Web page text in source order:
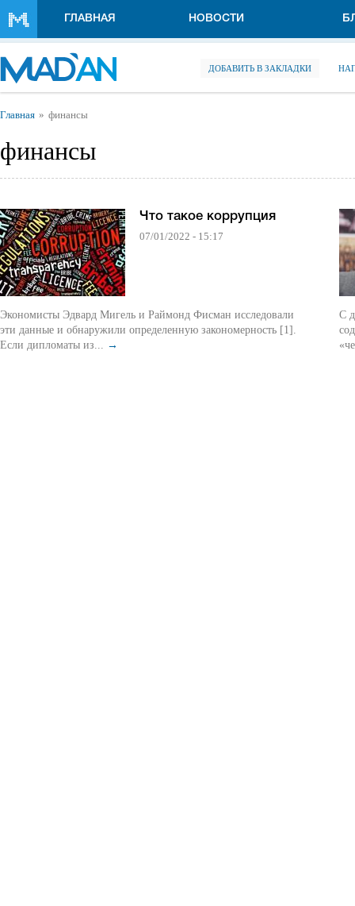
ГЛАВНАЯ НОВОСТИ
ДОБАВИТЬ В ЗАКЛАДКИ
Вы здесь
Главная финансы
финансы
Что такое коррупция
07/01/2022 - 15:17
Экономисты Эдвард Мигель и Раймонд Фисман исследовали
эти данные и обнаружили определенную закономерность [1].
Если дипломаты из... →
С